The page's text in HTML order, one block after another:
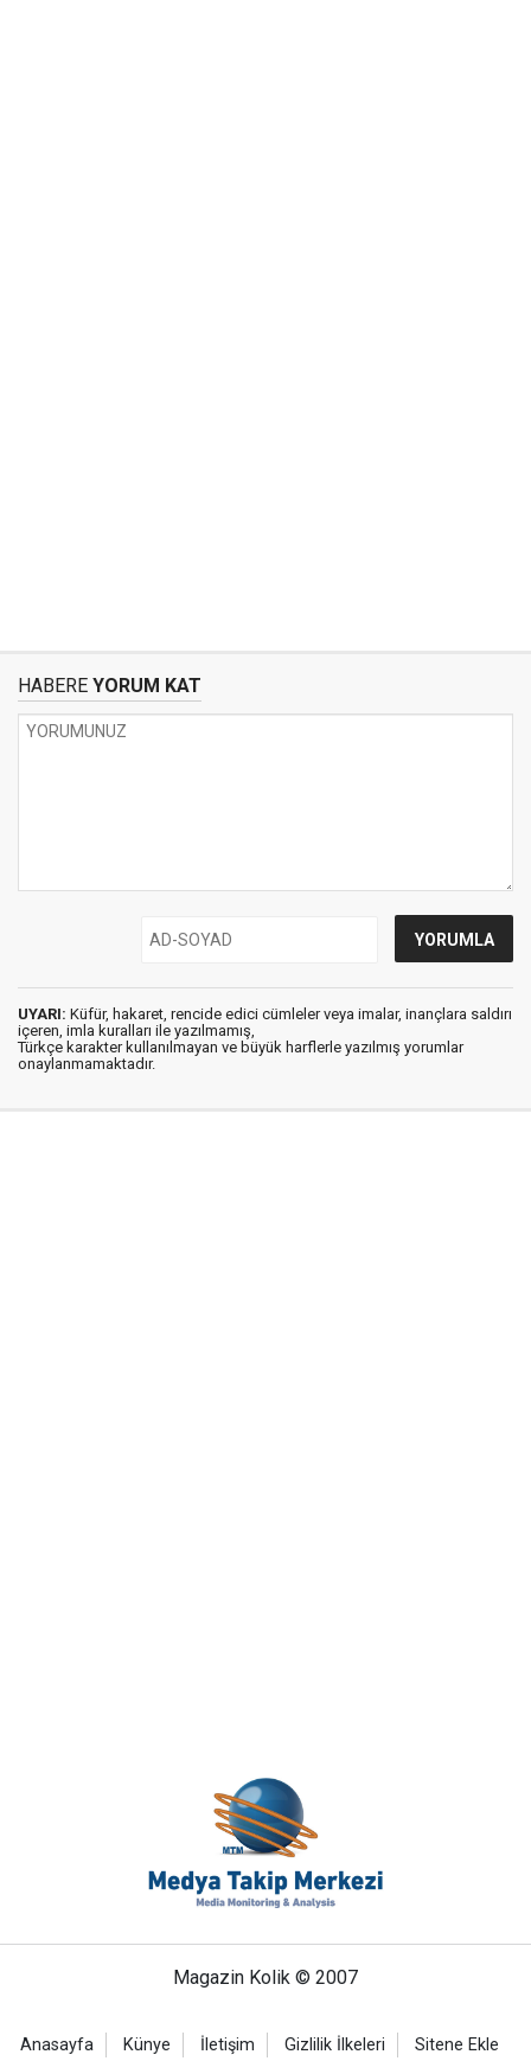
HABERE YORUM KAT
UYARI: Küfür, hakaret, rencide edici cümleler veya imalar, inançlara saldırı
içeren, imla kuralları ile yazılmamış,
Türkçe karakter kullanılmayan ve büyük harflerle yazılmış yorumlar
onaylanmamaktadır.
Magazin Kolik © 2007
Anasayfa Künye İletişim Gizlilik İlkeleri Sitene Ekle